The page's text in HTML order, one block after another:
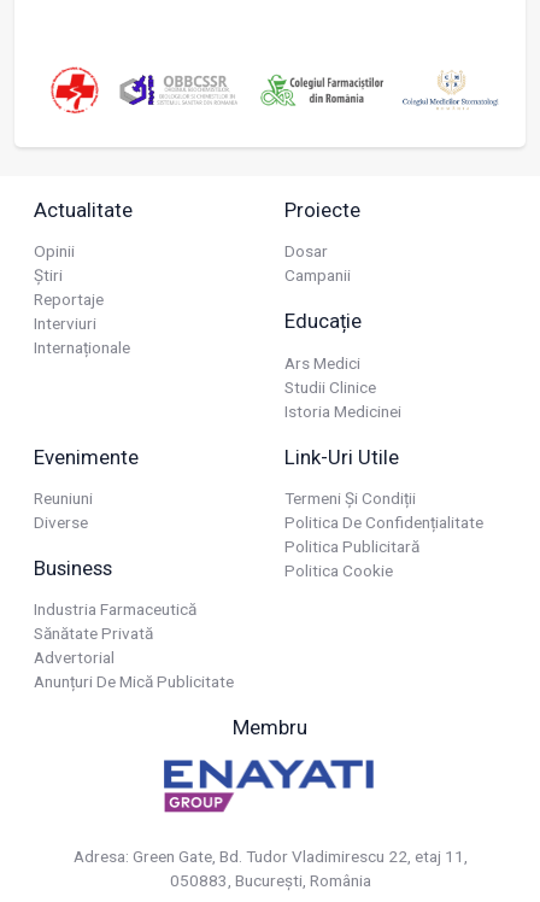
Actualitate
Opinii
Știri
Reportaje
Interviuri
Internaționale
Proiecte
Dosar
Campanii
Educație
Ars Medici
Studii Clinice
Istoria Medicinei
Evenimente
Reuniuni
Diverse
Business
Industria Farmaceutică
Sănătate Privată
Advertorial
Anunțuri De Mică Publicitate
Link-Uri Utile
Termeni Și Condiții
Politica De Confidențialitate
Politica Publicitară
Politica Cookie
Membru
Adresa: Green Gate, Bd. Tudor Vladimirescu 22, etaj 11,
050883, Bucureşti, România